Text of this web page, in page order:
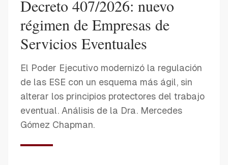
Decreto 407/2026: nuevo
régimen de Empresas de
Servicios Eventuales
El Poder Ejecutivo modernizó la regulación
de las ESE con un esquema más ágil, sin
alterar los principios protectores del trabajo
eventual. Análisis de la Dra. Mercedes
Gómez Chapman.